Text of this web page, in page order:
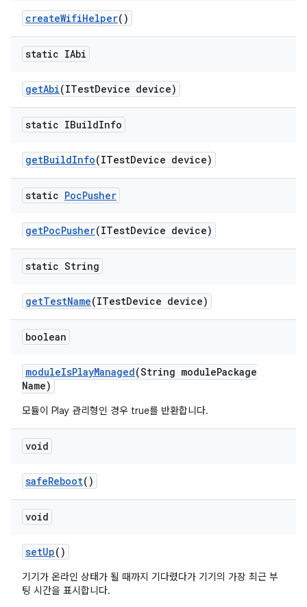
createWifiHelper()
static IAbi
getAbi(ITestDevice device)
static IBuildInfo
getBuildInfo(ITestDevice device)
static PocPusher
getPocPusher(ITestDevice device)
static String
getTestName(ITestDevice device)
boolean
moduleIsPlayManaged(String modulePackage
Name)
모듈이 Play 관리형인 경우 true를 반환합니다.
void
safeReboot()
void
setUp()
기기가 온라인 상태가 될 때까지 기다렸다가 기기의 가장 최근 부
팅 시간을 표시합니다.